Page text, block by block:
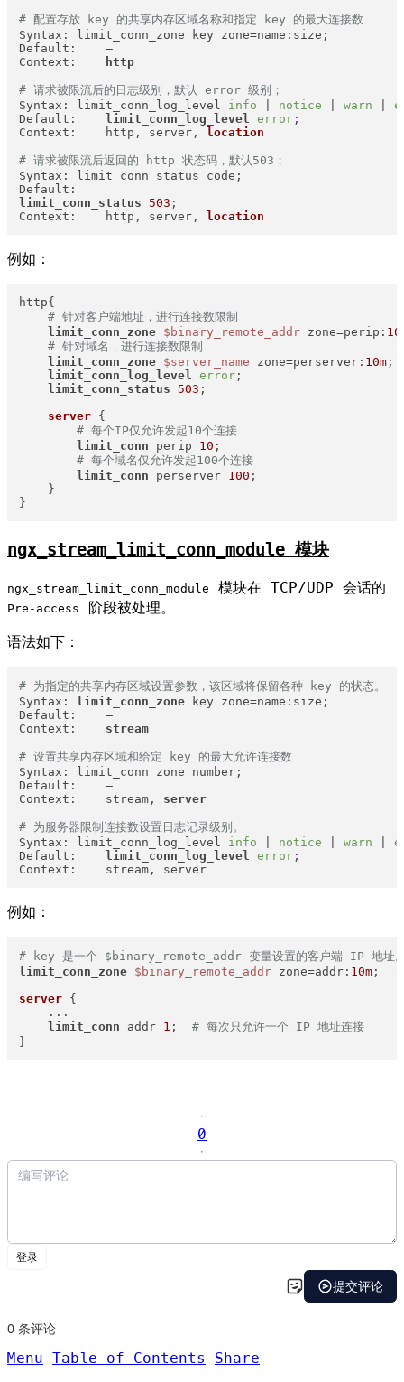
# 配置存放 key 的共享内存区域名称和指定 key 的最大连接数
Syntax: limit_conn_zone key zone=name:size;
Default:    —
Context:
http
# 请求被限流后的日志级别，默认 error 级别；
Syntax: limit_conn_log_level info notice warn
Default:
limit_conn_log_level error ;
Context:    http, server,
location
# 请求被限流后返回的 http 状态码，默认503；
Syntax: limit_conn_status code;
limit_conn_status
503 ;
Context:    http, server,
location
例如：
http{
# 针对客户端地址，进行连接数限制
limit_conn_zone $binary_remote_addr zone=perip:
# 针对域名，进行连接数限制
limit_conn_zone $server_name zone=perserver: 10m ;
limit_conn_log_level
error ;
limit_conn_status
503 ;
server {
# 每个IP仅允许发起10个连接
limit_conn perip 10 ;
# 每个域名仅允许发起100个连接
limit_conn perserver 100 ;
}
}
ngx_stream_limit_conn_module 模块
ngx_stream_limit_conn_module 模块在 TCP/UDP 会话的
Pre-access
阶段被处理。
语法如下：
# 为指定的共享内存区域设置参数，该区域将保留各种 key 的状态。
Syntax:
limit_conn_zone key zone=name:size;
Default:    —
Context: stream
# 设置共享内存区域和给定 key 的最大允许连接数
Syntax: limit_conn zone number;
Default:    —
Context:    stream, server
# 为服务器限制连接数设置日志记录级别。
Syntax: limit_conn_log_level info notice warn
Default:
limit_conn_log_level error ;
Context:    stream, server
例如：
# key 是一个 $binary_remote_addr 变量设置的客户端 IP 地址。
limit_conn_zone $binary_remote_addr zone=addr: 10m ;
server {
...
limit_conn addr 1 ; # 每次只允许一个 IP 地址连接
}
0
Menu Table of Contents Share